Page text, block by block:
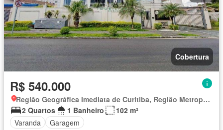
Cobertura
R$ 540.000
Região Geográfica Imediata de Curitiba, Região Metropolitana de Curitiba
2 Quartos
1 Banheiro
102 m²
Varanda
Garagem